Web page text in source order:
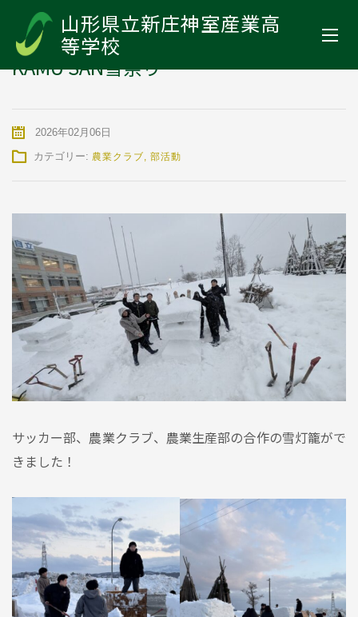
山形県立新庄神室産業高
等学校
雪祭り
KAMU SAN雪祭り
2026年02月06日
カテゴリー: 農業クラブ, 部活動
サッカー部、農業クラブ、農業生産部の合作の雪灯籠がで
きました！